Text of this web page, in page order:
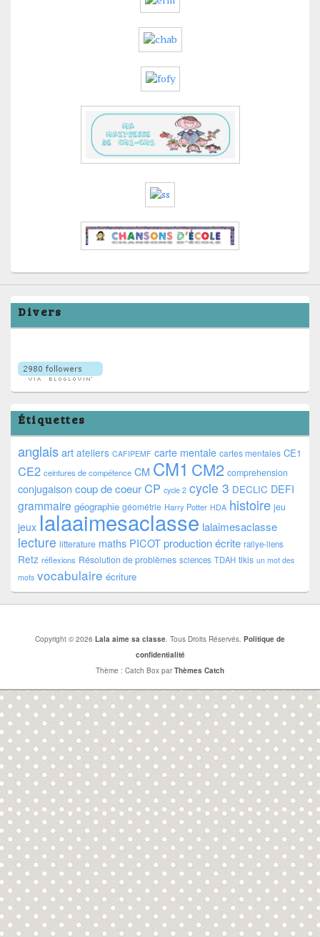
Divers
Étiquettes
anglaisart ateliers CAFIPEMF carte mentale cartes mentales CE1
CE2 ceintures de compétence CM CM1 CM2 comprehension
conjugaison coup de coeurCP cycle 2 cycle 3 DECLIC DEFI
grammaire géographie géométrie Harry Potter HDA histoire jeu
jeux lalaaimesaclasse lalaimesaclasse
lecture litterature maths PICOTproduction écrite rallye-liens
Retz réflexions Résolution de problèmes sciences TDAH tikis un mot des
mots vocabulaire écriture
Copyright © 2026 Lala aime sa classe. Tous Droits Réservés. Politique de
confidentialité
Thème : Catch Box parThèmes Catch